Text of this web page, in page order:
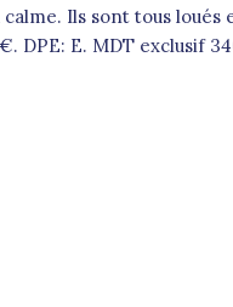
calme. Ils sont tous
DPE: E. MDT exclusif